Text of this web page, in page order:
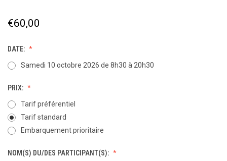
€60,00
DATE:
Samedi 10 octobre 2026 de 8h30 à 20h30
PRIX:
Tarif préférentiel
Tarif standard
Embarquement prioritaire
NOM(S) DU/DES PARTICIPANT(S):